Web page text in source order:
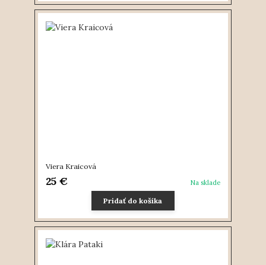
Viera Kraicová
25 € Na sklade
Pridať do košíka